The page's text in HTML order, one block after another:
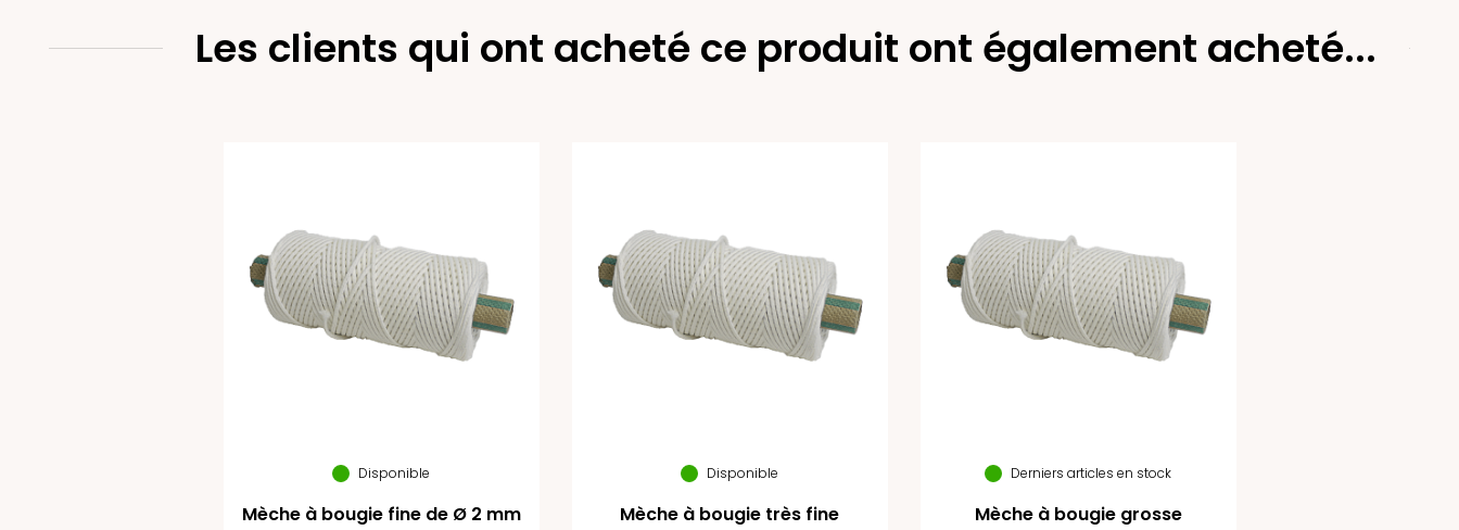
Les clients qui ont acheté ce produit ont également acheté...
Disponible
Mèche à bougie fine de Ø 2 mm
Disponible
Mèche à bougie très fine
Derniers articles en stock
Mèche à bougie grosse